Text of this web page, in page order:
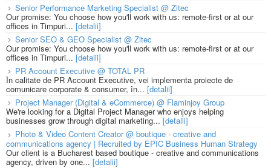
Senior Performance Marketing Specialist @ Zitec
Our promise: You choose how you'll work with us: remote-first or at our
offices in Timpuri... [detalii]
Senior SEO & GEO Specialist @ Zitec
Our promise: You choose how you'll work with us: remote-first or at our
offices in Timpuri... [detalii]
PR Account Executive @ TOTAL PR
În calitate de PR Account Executive, vei implementa proiecte de
comunicare corporate & consumer, în... [detalii]
Project Manager (Digital & eCommerce) @ Flaminjoy Group
We're looking for a Digital Project Manager who enjoys helping
businesses grow through digital marketing... [detalii]
Photo & Video Content Creator @ boutique - creative and
communications agency | Recruited by EPIC Business Human Strategy
Our client is a Bucharest based boutique - creative and communications
agency, driven by one... [detalii]